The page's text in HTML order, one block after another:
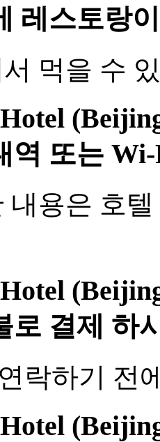
레스토랑
먹을 수
역 또는
내용은 호
로 결제 하
락하기 전